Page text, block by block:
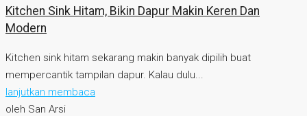
Kitchen Sink Hitam, Bikin Dapur Makin Keren Dan
Modern
Kitchen sink hitam sekarang makin banyak dipilih buat
mempercantik tampilan dapur. Kalau dulu...
lanjutkan membaca
oleh San Arsi